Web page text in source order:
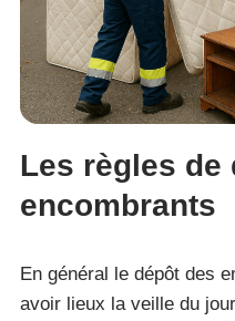
Les règles de
encombrants
En général le dépôt des
avoir lieux la veille du